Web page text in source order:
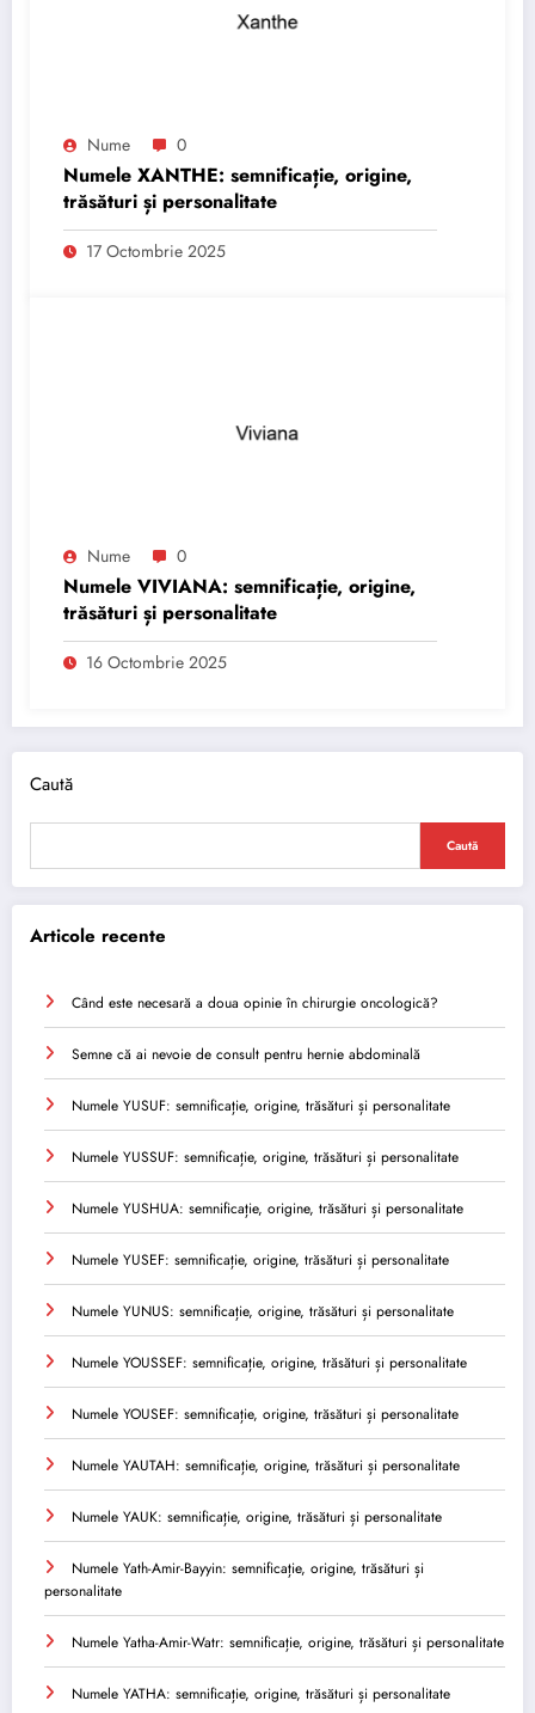
Nume 0
Numele XANTHE: semnificație, origine,
trăsături și personalitate
17 Octombrie 2025
Nume 0
Numele VIVIANA: semnificație, origine,
trăsături și personalitate
16 Octombrie 2025
Caută
Caută
Articole recente
Când este necesară a doua opinie în chirurgie oncologică?
Semne că ai nevoie de consult pentru hernie abdominală
Numele YUSUF: semnificație, origine, trăsături și personalitate
Numele YUSSUF: semnificație, origine, trăsături și personalitate
Numele YUSHUA: semnificație, origine, trăsături și personalitate
Numele YUSEF: semnificație, origine, trăsături și personalitate
Numele YUNUS: semnificație, origine, trăsături și personalitate
Numele YOUSSEF: semnificație, origine, trăsături și personalitate
Numele YOUSEF: semnificație, origine, trăsături și personalitate
Numele YAUTAH: semnificație, origine, trăsături și personalitate
Numele YAUK: semnificație, origine, trăsături și personalitate
Numele Yath-Amir-Bayyin: semnificație, origine, trăsături și
personalitate
Numele Yatha-Amir-Watr: semnificație, origine, trăsături și personalitate
Numele YATHA: semnificație, origine, trăsături și personalitate